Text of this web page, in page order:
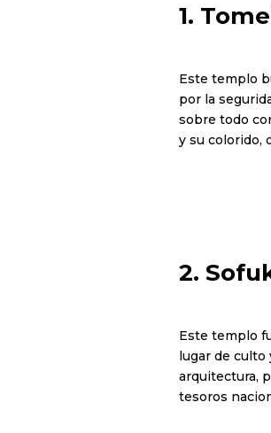
1.
Este templo
por la
sobre todo
y su colorido,
2.
Este templo
lugar de culto
arquitectura,
tesoros